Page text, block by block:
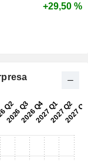
+29,50 %